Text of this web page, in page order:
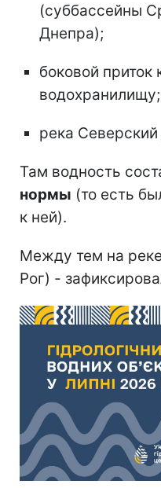
(суббассейны
Днепра);
боковой
водохранилищу;
река
Там водность
нормы (то есть
к ней).
Между тем на
Рог) -